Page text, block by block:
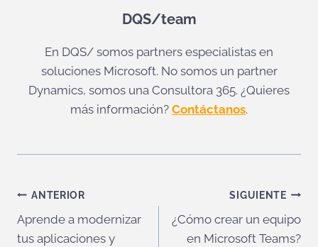
DQS/team
En DQS/ somos partners especialistas en
soluciones Microsoft. No somos un partner
Dynamics, somos una Consultora 365. ¿Quieres
más información? Contáctanos.
Navegación
de
ANTERIOR
Aprende a modernizar
tus aplicaciones y
SIGUIENTE
¿Cómo crear un equipo
en Microsoft Teams?